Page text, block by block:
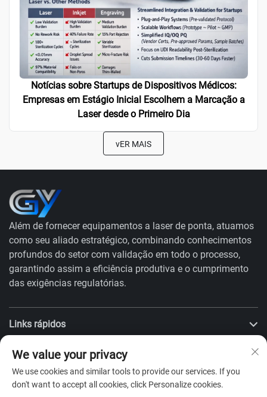
Notícias sobre Startups de Dispositivos Médicos:
Empresas em Estágio Inicial Escolhem a Marcação a
Laser desde o Primeiro Dia
vER MAIS
Além de fornecer equipamentos a laser de ponta, atuamos
como seu aliado estratégico, combinando conhecimentos
profundos do setor com validação em todo o processo,
garantindo assim a eficiência produtiva e o cumprimento
das exigências regulatórias.
Links rápidos
PRODUTOS
Entre em Contato Conosco
We value your privacy
We use cookies and similar tools to provide our services. If you
don't want to accept all cookies, click Personalize cookies.